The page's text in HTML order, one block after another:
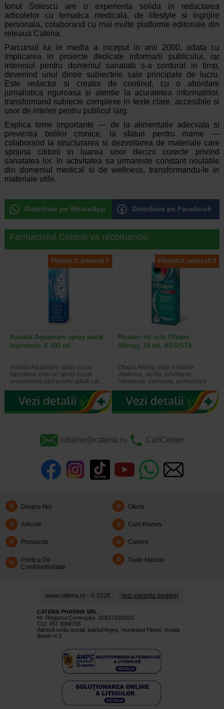
Ionut Solescu are o experienta solida in redactarea
articolelor cu tematica medicala, de lifestyle si ingrijire
personala, colaborand cu mai multe platforme editoriale din
reteaua Catena.
Parcursul lui in media a inceput in anii 2000, odata cu
implicarea in proiecte dedicate informarii publicului, iar
interesul pentru domeniul sanatatii s-a conturat in timp,
devenind unul dintre subiectele sale principale de lucru.
Este redactor si creator de continut, cu o abordare
jurnalistica riguroasa si atentie la acuratetea informatiilor,
transformand subiecte complexe in texte clare, accesibile si
usor de inteles pentru publicul larg.
Explica teme importante — de la alimentatie adecvata si
preventia bolilor cronice, la sfaturi pentru mame —
colaborand la structurarea si dezvoltarea de materiale care
sprijina cititorii in luarea unor decizii corecte privind
sanatatea lor. In activitatea sa urmareste constant noutatile
din domeniul medical si de wellness, transformandu-le in
materiale utile.
Distribuie pe WhatsApp Distribuie pe Facebook
Farmacistul Catena va recomanda:
Plătești 2, primești 3
Assista Aquamare spray nazal
hipertonic X 100 ml
Assista Aquamare spray nazal
hipertonic este un spray nazal
recomandat atat pentru adulti cat…
Plătești 2, primești 3
Picaturi de ochi Oftapic
Allergy, 10 ml, ASSISTA
Oftapic Allergy este o solutie
oftalmica, sterila, lubrifianta,
hidratanta, calmanta, protectoare…
infoline@catena.ro CallCenter
Despre Noi Oferte
Articole Cum Rezerv
Prospecte Cariere
Politica De
Confidentialitate
Toate Marcile
www.catena.ro - © 2026 Vezi varianta desktop
CATENA PHARMA SRL
Nr. Registrul Comerţului: J03/2710/2023
CUI: RO 3008793
Adresă sediu social: judetul Argeş, municipiul Piteşti, strada
Banat nr.2